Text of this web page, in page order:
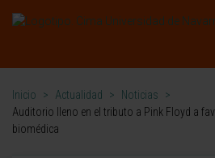
Inicio > Actualidad > Noticias
>
Auditorio lleno en el tributo a Pink Floyd a
biomédica